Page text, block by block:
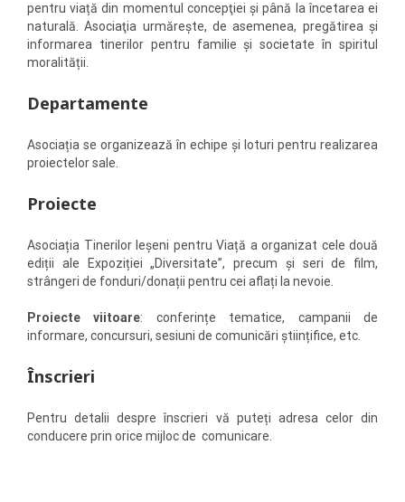
pentru viață din momentul concepţiei şi până la încetarea ei
naturală. Asociaţia urmăreşte, de asemenea, pregătirea și
informarea tinerilor pentru familie şi societate în spiritul
moralității.
Departamente
Asociația se organizează în echipe și loturi pentru realizarea
proiectelor sale.
Proiecte
Asociația Tinerilor Ieșeni pentru Viață a organizat cele două
ediții ale Expoziției „Diversitate”, precum și seri de film,
strângeri de fonduri/donații pentru cei aflați la nevoie.
Proiecte viitoare: conferințe tematice, campanii de
informare, concursuri, sesiuni de comunicări științifice, etc.
Înscrieri
Pentru detalii despre înscrieri vă puteți adresa celor din
conducere prin orice mijloc de comunicare.